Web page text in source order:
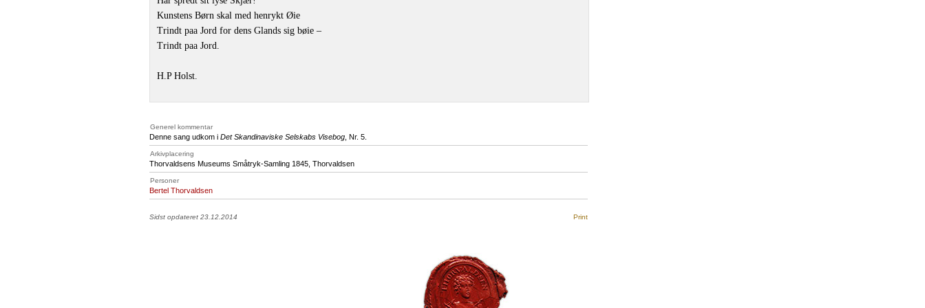
Kunstens Børn skal med henrykt Øie
Trindt paa Jord for dens Glands sig bøie –
Trindt paa Jord.
H.P Holst.
Generel kommentar
Denne sang udkom i Det Skandinaviske Selskabs Visebog , Nr. 5.
Arkivplacering
Thorvaldsens Museums Småtryk-Samling 1845, Thorvaldsen
Personer
Bertel Thorvaldsen
Sidst opdateret 23.12.2014 Print